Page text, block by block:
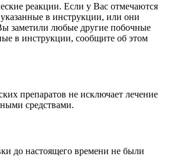
реакции. Если у Вас отмечаются
в инструкции, или они
заметили любые другие побочные
в инструкции, сообщите об этом
препаратов не исключает лечение
средствами.
до настоящего времени не были